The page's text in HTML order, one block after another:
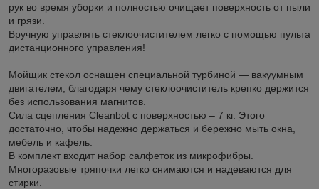
рук во время уборки и полностью очищает поверхность от пыли
и грязи.
Вручную управлять стеклоочистителем легко с помощью пульта
дистанционного управления!
Мойщик стекол оснащен специальной турбиной — вакуумным
двигателем, благодаря чему стеклоочиститель крепко держится
без использования магнитов.
Сила сцепления Cleanbot с поверхностью – 7 кг. Этого
достаточно, чтобы надежно держаться и бережно мыть окна,
мебель и кафель.
В комплект входит набор салфеток из микрофибры.
Многоразовые тряпочки легко снимаются и надеваются для
стирки.